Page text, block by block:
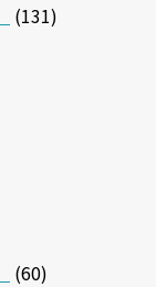
(131)
(60)